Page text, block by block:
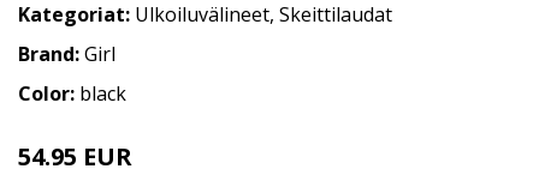
Kategoriat: Ulkoiluvälineet, Skeittilaudat
Brand:Girl
Color: black
54.95 EUR